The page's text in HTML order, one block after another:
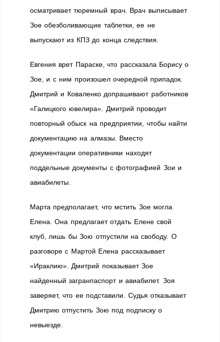
осматривает тюремный врач. Врач выписывает
Зое обезболивающие таблетки, ее не
выпускают из КПЗ до конца следствия.
Евгения врет Параске, что рассказала Борису о
Зое, и с ним произошел очередной припадок.
Дмитрий и Коваленко допрашивают работников
«Галицкого ювелира». Дмитрий проводит
повторный обыск на предприятии, чтобы найти
документацию на алмазы. Вместо
документации оперативники находят
поддельные документы с фотографией Зои и
авиабилеты.
Марта предполагает, что мстить Зое могла
Елена. Она предлагает отдать Елене свой
клуб, лишь бы Зою отпустили на свободу. О
разговоре с Мартой Елена рассказывает
«Ираклию». Дмитрий показывает Зое
найденный загранпаспорт и авиабилет. Зоя
заверяет, что ее подставили. Судья отказывает
Дмитрию отпустить Зою под подписку о
невыезде.